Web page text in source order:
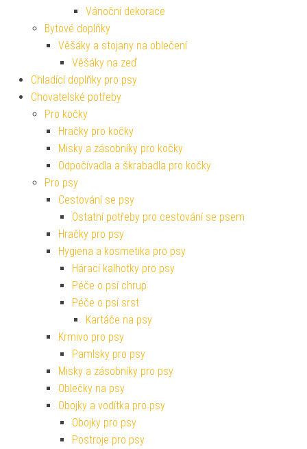
Vánoční dekorace
Bytové doplňky
Věšáky a stojany na oblečení
Věšáky na zeď
Chladící doplňky pro psy
Chovatelské potřeby
Pro kočky
Hračky pro kočky
Misky a zásobníky pro kočky
Odpočívadla a škrabadla pro kočky
Pro psy
Cestování se psy
Ostatní potřeby pro cestování se psem
Hračky pro psy
Hygiena a kosmetika pro psy
Hárací kalhotky pro psy
Péče o psí chrup
Péče o psí srst
Kartáče na psy
Krmivo pro psy
Pamlsky pro psy
Misky a zásobníky pro psy
Oblečky na psy
Obojky a vodítka pro psy
Obojky pro psy
Postroje pro psy